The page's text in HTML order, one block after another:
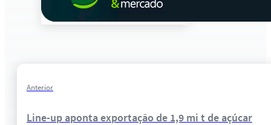
Anterior
Line-up aponta exportação de 1,9 mi t de açúcar